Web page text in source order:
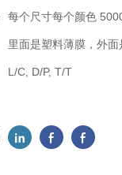
每个尺寸每个颜色
里面是塑料薄膜，外
L/C, D/P, T/T